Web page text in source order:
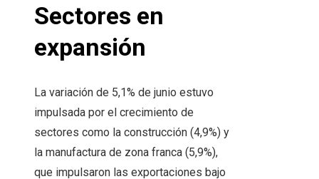
Sectores en
expansión
La variación de 5,1% de junio estuvo
impulsada por el crecimiento de
sectores como la construcción (4,9%) y
la manufactura de zona franca (5,9%),
que impulsaron las exportaciones bajo